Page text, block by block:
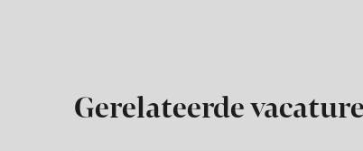
Gerelateerde